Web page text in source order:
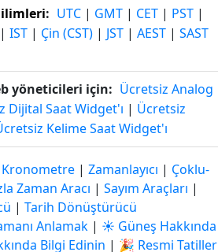
: UTC | GMT | CET | PST |
| IST | Çin (CST) | JST | AEST | SAST
yöneticileri için: Ücretsiz Analog
Dijital Saat Widget'ı | Ücretsiz
Kelime Saat Widget'ı
Kronometre | Zamanlayıcı | Çoklu-
Zaman Aracı | Sayım Araçları |
| Tarih Dönüştürücü
Anlamak | ☀️ Güneş Hakkında
Bilgi Edinin | 🎉 Resmi Tatiller